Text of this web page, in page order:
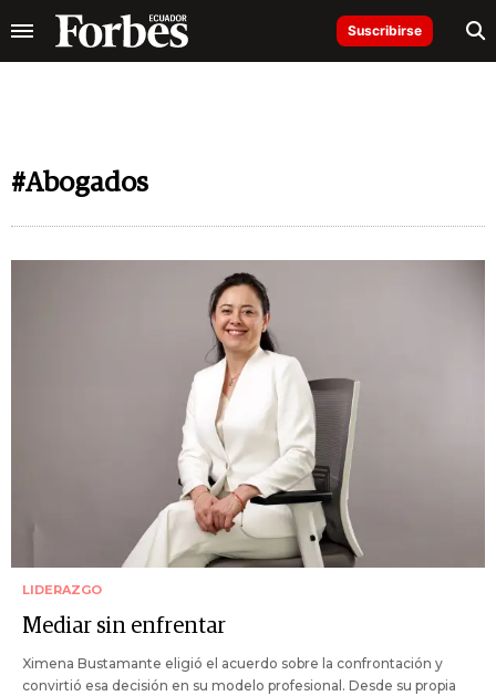
Suscribirse
#Abogados
LIDERAZGO
Mediar sin enfrentar
Ximena Bustamante eligió el acuerdo sobre la confrontación y
convirtió esa decisión en su modelo profesional. Desde su propia